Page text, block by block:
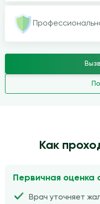
Как
Первичная оценка
Врач уточняет